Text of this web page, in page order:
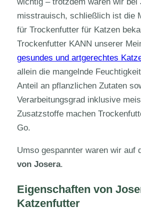
misstrauisch, schließlich ist die
für Trockenfutter für Katzen
Trockenfutter KANN unserer
gesundes und artgerechtes
allein die mangelnde
Anteil an pflanzlichen Zutaten
Verarbeitungsgrad inklusive
Zusatzstoffe machen
Go.
Umso gespannter waren wir auf
von Josera.
Eigenschaften von
Katzenfutter